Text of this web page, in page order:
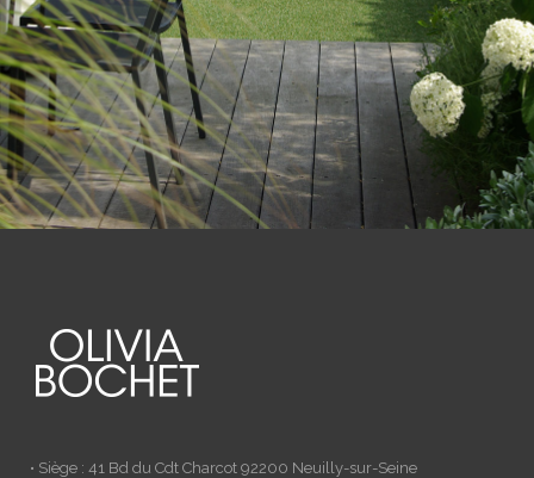
• Siège : 41 Bd du Cdt Charcot 92200 Neuilly-sur-Seine